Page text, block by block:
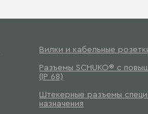
Вилки и кабельные
Разъемы SCHUKO® с
(IP 68)
Штекерные разъемы
назначения